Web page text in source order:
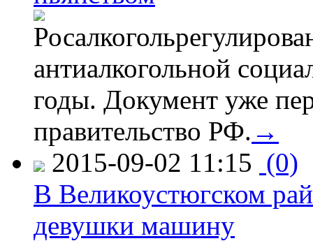
антиалкогольной
годы. Документ уже
правительство РФ. →
2015-09-02 11:15 (0)
В Великоустюгском
девушки машину